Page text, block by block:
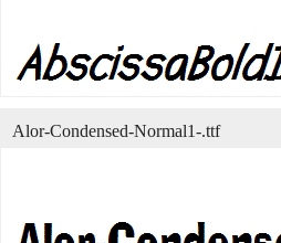
Alor-Condensed-Normal1-.ttf